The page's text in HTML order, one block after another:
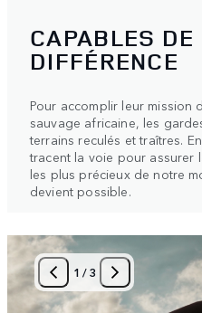
CAPABLES
DIFFÉRENCE
Pour accomplir leur
sauvage africaine, les
terrains reculés et traîtres.
tracent la voie pour assurer
les plus précieux de notre
devient possible.
1 /3